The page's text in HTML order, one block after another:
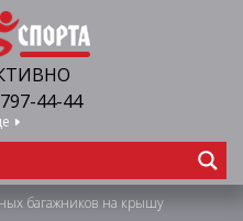
44-44
багажников на крышу